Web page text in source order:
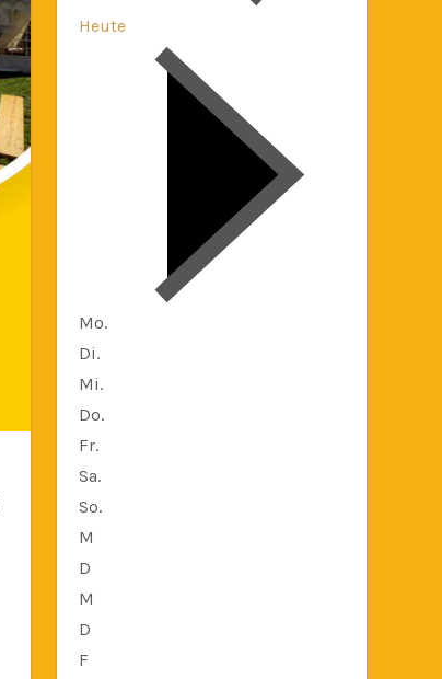
Heute
Mo.
Di.
Mi.
Do.
Fr.
Sa.
So.
M
D
M
D
F